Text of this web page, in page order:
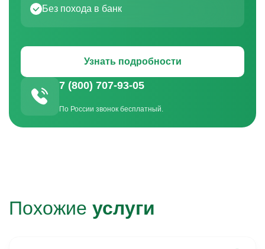
Узнать подробности
7 (800) 707-93-05
По России звонок бесплатный.
Без похода в банк
Похожие услуги